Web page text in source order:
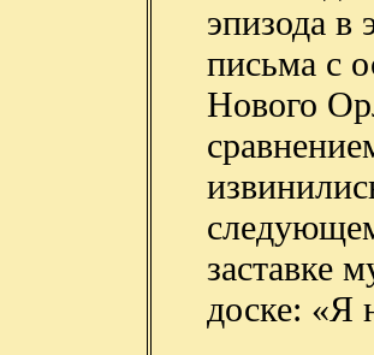
эпизода
письма с
Нового
заставке
доске: «Я